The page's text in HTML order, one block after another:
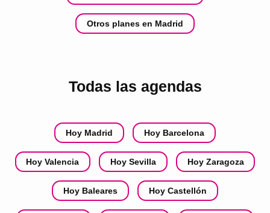
Otros planes en Madrid
Todas las agendas
Hoy Madrid Hoy Barcelona
Hoy Valencia Hoy Sevilla Hoy Zaragoza
Hoy Baleares Hoy Castellón